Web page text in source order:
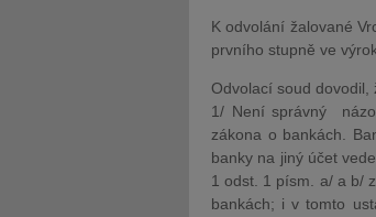
K odvolání žalované
prvního stupně ve
Odvolací soud dovodil,
1/ Není správný
zákona o bankách.
banky na jiný účet
1 odst. 1 písm. a/ a b/
bankách; i v tomto